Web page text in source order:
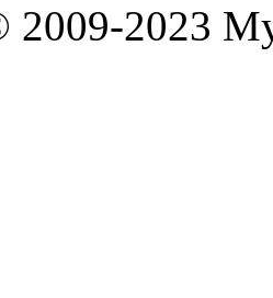
2023